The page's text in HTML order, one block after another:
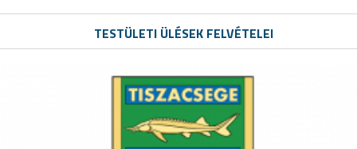
TESTÜLETI ÜLÉSEK FELVÉTELEI